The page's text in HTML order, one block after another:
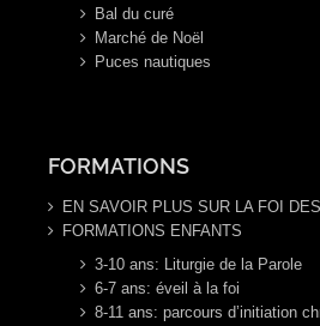
Bal du curé
Marché de Noël
Puces nautiques
FORMATIONS
EN SAVOIR PLUS SUR LA FOI
FORMATIONS ENFANTS
3-10 ans: Liturgie de la Parole
6-7 ans: éveil à la foi
8-11 ans: parcours d’initiation